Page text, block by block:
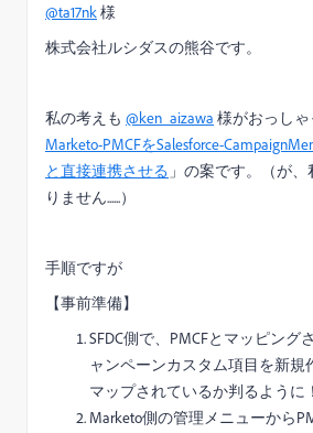
@ta17nk様
株式会社ルシダスの熊谷です。
私の考えも @ken_aizawa 様がおっし
Marketo-PMCFをSalesforce-
と直接連携させる 」の案です。（が
りません......）
手順ですが
【事前準備】
SFDC側で、PMCFとマッピング
ャンペーンカスタム項目を新規
マップされているか判るように
Marketo側の管理メニューから